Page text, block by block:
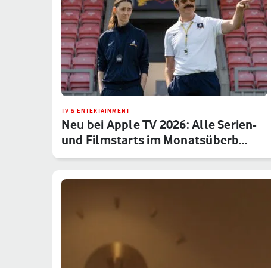
TV & ENTERTAINMENT
Neu bei Apple TV 2026: Alle Serien-
und Filmstarts im Monatsüberb…